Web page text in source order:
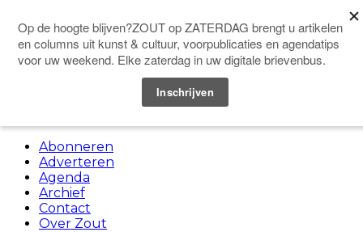
Doneer
Abonneren
Adverteren
Agenda
Archief
Contact
Over Zout